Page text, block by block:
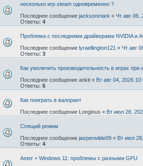
несколько игр steam одновременно ?
Последнее сообщение jacksonmark « Чт авг 06,
Ответы: 4
Проблема с последними драйверами NVIDIA и
Последнее сообщение lyraellington121 « Чт авг
Ответы: 3
Как увеличить производительность в играх при
Последнее сообщение ankit « Вт авг 04, 2026
Ответы: 6
Как поиграть в валорант
Последнее сообщение Longinus « Вт июл 28,
Спящий режим
Последнее сообщение jasperwilde09 « Вт июл
Ответы: 4
Aster + Windows 11: проблемы с разными GPU